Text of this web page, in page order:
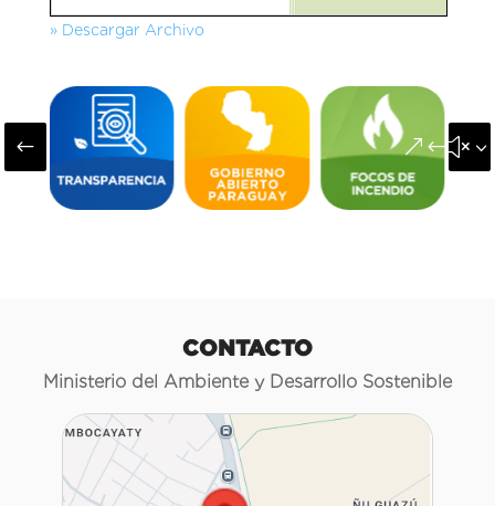
» Descargar Archivo
#
CONTACTO
Ministerio del Ambiente y Desarrollo Sostenible